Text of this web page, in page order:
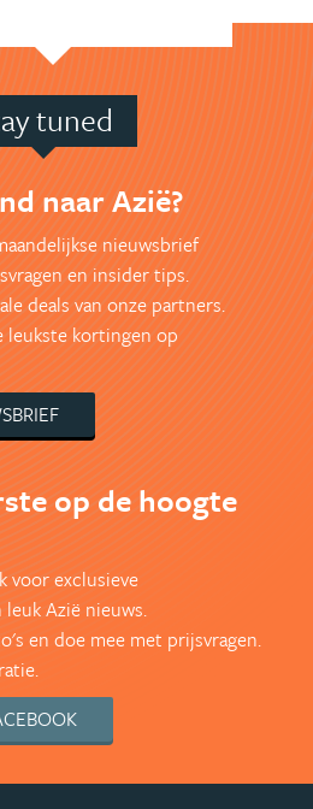
tuned
naar Azië?
nieuwsbrief
en insider tips.
deals van onze partners.
leukste kortingen op
op de hoogte
voor exclusieve
Azië nieuws.
en doe mee met prijsvragen.